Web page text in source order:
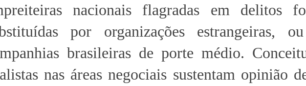
nacionais flagradas em delitos
por organizações estrangeiras,
brasileiras de porte médio.
nas áreas negociais sustentam opinião